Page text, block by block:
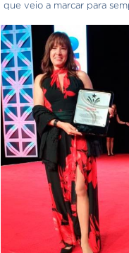
que veio a marcar para